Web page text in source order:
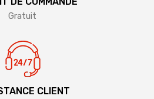
Gratuit
CLIENT